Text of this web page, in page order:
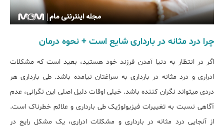
چرا درد مثانه در بارداری شایع است + نحوه درمان
اگر در انتظار به دنیا آمدن فرزند خود هستید، بعید است که مشکلات
ادراری و درد مثانه در بارداری به سراغ‎تان نیامده باشد. طی بارداری هر
دردی می‎تواند نگران کننده باشد. خیلی اوقات دلیل اصلی این نگرانی، عدم
آگاهی نسبت به تغییرات فیزیولوژیک طی بارداری و علائم خطرناک است.
از آنجایی درد مثانه در بارداری و مشکلات ادراری، یک مشکل رایج در